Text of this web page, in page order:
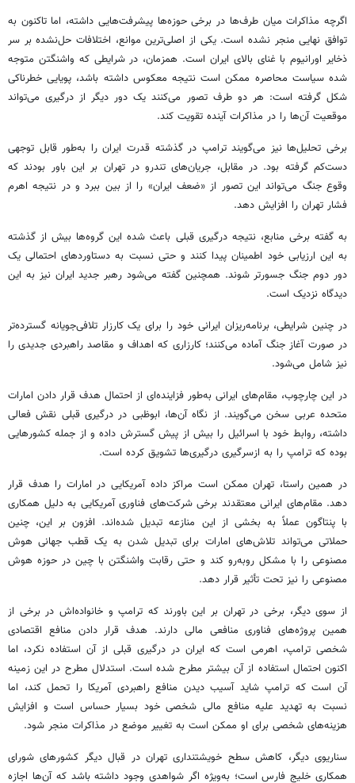
اگرچه مذاکرات میان طرف‌ها در برخی حوزه‌ها پیشرفت‌هایی داشته، اما تاکنون به
توافق نهایی منجر نشده است. یکی از اصلی‌ترین موانع، اختلافات حل‌نشده بر سر
ذخایر اورانیوم با غنای بالای ایران است. همزمان، در شرایطی که واشنگتن متوجه
شده سیاست محاصره ممکن است نتیجه معکوس داشته باشد، پویایی خطرناکی
شکل گرفته است: هر دو طرف تصور می‌کنند یک دور دیگر از درگیری می‌تواند
موقعیت آن‌ها را در مذاکرات آینده تقویت کند.
برخی تحلیل‌ها نیز می‌گویند ترامپ در گذشته قدرت ایران را به‌طور قابل توجهی
دست‌کم گرفته بود. در مقابل، جریان‌های تندرو در تهران بر این باور بودند که
وقوع جنگ می‌تواند این تصور از «ضعف ایران» را از بین ببرد و در نتیجه اهرم
فشار تهران را افزایش دهد.
به گفته برخی منابع، نتیجه درگیری قبلی باعث شده این گروه‌ها بیش از گذشته
به این ارزیابی خود اطمینان پیدا کنند و حتی نسبت به دستاوردهای احتمالی یک
دور دوم جنگ جسورتر شوند. همچنین گفته می‌شود رهبر جدید ایران نیز به این
دیدگاه نزدیک است.
در چنین شرایطی، برنامه‌ریزان ایرانی خود را برای یک کارزار تلافی‌جویانه گسترده‌تر
در صورت آغاز جنگ آماده می‌کنند؛ کارزاری که اهداف و مقاصد راهبردی جدیدی را
نیز شامل می‌شود.
در این چارچوب، مقام‌های ایرانی به‌طور فزاینده‌ای از احتمال هدف قرار دادن امارات
متحده عربی سخن می‌گویند. از نگاه آن‌ها، ابوظبی در درگیری قبلی نقش فعالی
داشته، روابط خود با اسرائیل را بیش از پیش گسترش داده و از جمله کشورهایی
بوده که ترامپ را به ازسرگیری درگیری‌ها تشویق کرده است.
در همین راستا، تهران ممکن است مراکز داده آمریکایی در امارات را هدف قرار
دهد. مقام‌های ایرانی معتقدند برخی شرکت‌های فناوری آمریکایی به دلیل همکاری
با پنتاگون عملاً به بخشی از این منازعه تبدیل شده‌اند. افزون بر این، چنین
حملاتی می‌تواند تلاش‌های امارات برای تبدیل شدن به یک قطب جهانی هوش
مصنوعی را با مشکل روبه‌رو کند و حتی رقابت واشنگتن با چین در حوزه هوش
مصنوعی را نیز تحت تأثیر قرار دهد.
از سوی دیگر، برخی در تهران بر این باورند که ترامپ و خانواده‌اش در برخی از
همین پروژه‌های فناوری منافعی مالی دارند. هدف قرار دادن منافع اقتصادی
شخصی ترامپ، اهرمی است که ایران در درگیری قبلی از آن استفاده نکرد، اما
اکنون احتمال استفاده از آن بیشتر مطرح شده است. استدلال مطرح در این زمینه
آن است که ترامپ شاید آسیب دیدن منافع راهبردی آمریکا را تحمل کند، اما
نسبت به تهدید علیه منافع مالی شخصی خود بسیار حساس است و افزایش
هزینه‌های شخصی برای او ممکن است به تغییر موضع در مذاکرات منجر شود.
سناریوی دیگر، کاهش سطح خویشتنداری تهران در قبال دیگر کشورهای شورای
همکاری خلیج فارس است؛ به‌ویژه اگر شواهدی وجود داشته باشد که آن‌ها اجازه